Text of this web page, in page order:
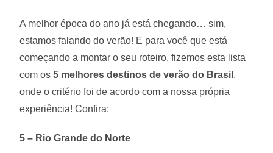
A melhor época do ano já está chegando… sim,
estamos falando do verão! E para você que está
começando a montar o seu roteiro, fizemos esta lista
com os5 melhores destinos de verão do Brasil ,
onde o critério foi de acordo com a nossa própria
experiência! Confira:
5 – Rio Grande do Norte